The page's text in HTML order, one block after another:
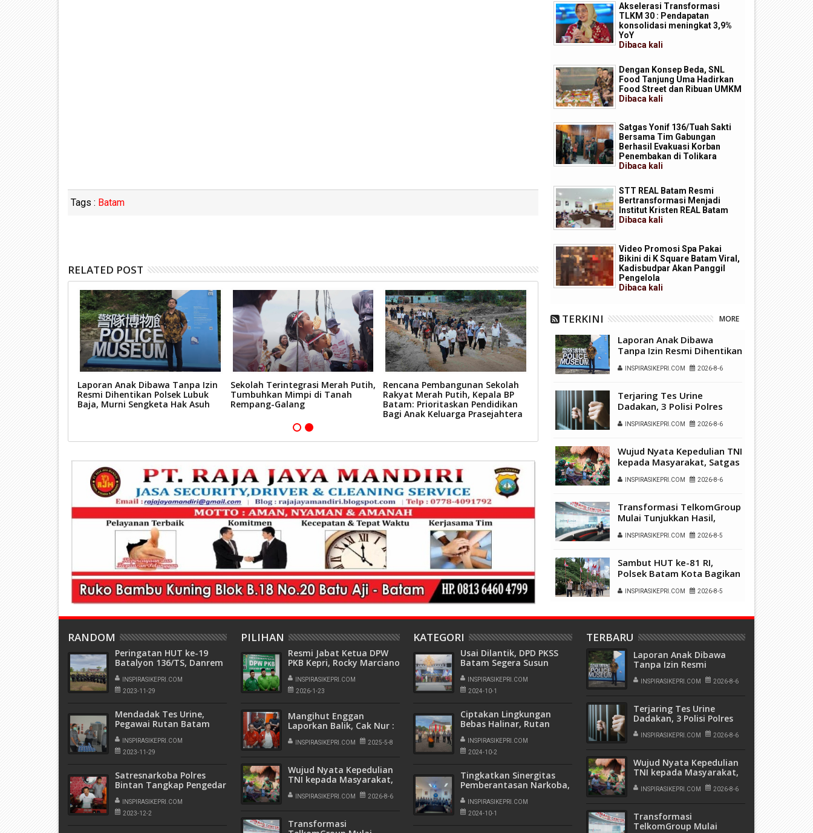
Tags : Batam
RELATED POST
Laporan Anak Dibawa Tanpa Izin
Resmi Dihentikan Polsek Lubuk
Baja, Murni Sengketa Hak Asuh
Sekolah Terintegrasi Merah Putih,
Tumbuhkan Mimpi di Tanah
Rempang-Galang
Rencana Pembangunan Sekolah
Rakyat Merah Putih, Kepala BP
Batam: Prioritaskan Pendidikan
Bagi Anak Keluarga Prasejahtera
Digital melalui Pengembangan
Super Apps
Terbaik untuk Investasi di
Indonesia
Akselerasi Transformasi
TLKM 30 : Pendapatan
konsolidasi meningkat 3,9%
YoY
Dibaca kali
Dengan Konsep Beda, SNL
Food Tanjung Uma Hadirkan
Food Street dan Ribuan UMKM
Dibaca kali
Satgas Yonif 136/Tuah Sakti
Bersama Tim Gabungan
Berhasil Evakuasi Korban
Penembakan di Tolikara
Dibaca kali
STT REAL Batam Resmi
Bertransformasi Menjadi
Institut Kristen REAL Batam
Dibaca kali
Video Promosi Spa Pakai
Bikini di K Square Batam Viral,
Kadisbudpar Akan Panggil
Pengelola
Dibaca kali
TERKINI MORE
Laporan Anak Dibawa
Tanpa Izin Resmi Dihentikan
Sengketa Hak Asuh
INSPIRASIKEPRI.COM 2026-8-6
Terjaring Tes Urine
Dadakan, 3 Polisi Polres
SabuINSPIRASIKEPRI.COM 2026-8-6
Wujud Nyata Kepedulian TNI
kepada Masyarakat, Satgas
Pengobatan Keliling di
INSPIRASIKEPRI.COM 2026-8-6
Transformasi TelkomGroup
Mulai Tunjukkan Hasil,
Positif Perkuat
Nasional
INSPIRASIKEPRI.COM 2026-8-5
Sambut HUT ke-81 RI,
Polsek Batam Kota Bagikan
Ruli Kampung Belian Perpat
INSPIRASIKEPRI.COM 2026-8-5
RANDOM
Peringatan HUT ke-19
Batalyon 136/TS, Danrem
Berpesan Perkuat
Sinergitas Jangan Mudah
Terprovokasi
INSPIRASIKEPRI.COM
2023-11-29
Mendadak Tes Urine,
Pegawai Rutan Batam
Bersih Dari Narkoba
INSPIRASIKEPRI.COM
2023-11-29
Satresnarkoba Polres
Bintan Tangkap Pengedar
Sabu, Polisi Sita Barang
Bukti 6 Gram Narkotika
INSPIRASIKEPRI.COM
2023-12-2
PILIHAN
Resmi Jabat Ketua DPW
PKB Kepri, Rocky Marciano
Bawole Pastikan PKB Beri
Manfaat Nyata Bagi
Masyarakat
INSPIRASIKEPRI.COM
2026-1-23
Mangihut Enggan
Laporkan Balik, Cak Nur :
Kalau Tidak Bersalah
Kenapa Damai dan Cabut
INSPIRASIKEPRI.COM 2025-5-8
Wujud Nyata Kepedulian
TNI kepada Masyarakat,
Satgas Yonif 136/Tuah
Sakti Gelar Pengobatan
Kalome
INSPIRASIKEPRI.COM 2026-8-6
Transformasi
KATEGORI
Usai Dilantik, DPD PKSS
Batam Segera Susun
Program Kerja
INSPIRASIKEPRI.COM
2024-10-1
Ciptakan Lingkungan
Bebas Halinar, Rutan
Batam Musnahkan
Barang Bukti Hasil Razia
INSPIRASIKEPRI.COM
2024-10-2
Tingkatkan Sinergitas
Pemberantasan Narkoba,
Karutan Batam Kunjungi
BNNP Kepri
INSPIRASIKEPRI.COM
2024-10-1
TERBARU
Laporan Anak Dibawa
Tanpa Izin Resmi
Dihentikan Polsek Lubuk
Baja, Murni Sengketa Hak
INSPIRASIKEPRI.COM 2026-8-6
Terjaring Tes Urine
Dadakan, 3 Polisi Polres
Kepulauan Anambas
Positif Sabu
INSPIRASIKEPRI.COM 2026-8-6
Wujud Nyata Kepedulian
TNI kepada Masyarakat,
Satgas Yonif 136/Tuah
Sakti Gelar Pengobatan
Kalome
INSPIRASIKEPRI.COM 2026-8-6
Transformasi
TelkomGroup Mulai